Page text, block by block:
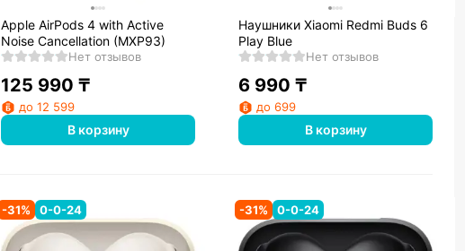
Apple AirPods 4 with Active
Noise Cancellation (MXP93)
Нет отзывов
125 990 ₸
до 12 599
В корзину
Наушники Xiaomi Redmi Buds 6
Play Blue
Нет отзывов
6 990 ₸
до 699
В корзину
-31% 0-0-24 -31% 0-0-24